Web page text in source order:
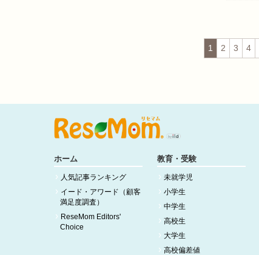
1 2 3 4
ホーム
人気記事ランキング
イード・アワード（顧客
満足度調査）
ReseMom Editors'
Choice
教育・受験
未就学児
小学生
中学生
高校生
大学生
高校偏差値